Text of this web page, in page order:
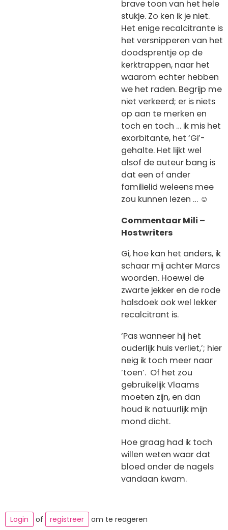
brave toon van het hele
stukje. Zo ken ik je niet.
Het enige recalcitrante is
het versnipperen van het
doodsprentje op de
kerktrappen, naar het
waarom echter hebben
we het raden. Begrijp me
niet verkeerd; er is niets
op aan te merken en
toch en toch … ik mis het
exorbitante, het ‘Gi’-
gehalte. Het lijkt wel
alsof de auteur bang is
dat een of ander
familielid weleens mee
zou kunnen lezen … ☺️
Commentaar Mili –
Hostwriters
Gi, hoe kan het anders, ik
schaar mij achter Marcs
woorden. Hoewel de
zwarte jekker en de rode
halsdoek ook wel lekker
recalcitrant is.
‘Pas wanneer hij het
ouderlijk huis verliet,’; hier
neig ik toch meer naar
‘toen’. Of het zou
gebruikelijk Vlaams
moeten zijn, en dan
houd ik natuurlijk mijn
mond dicht.
Hoe graag had ik toch
willen weten waar dat
bloed onder de nagels
vandaan kwam.
Login of registreer om te reageren